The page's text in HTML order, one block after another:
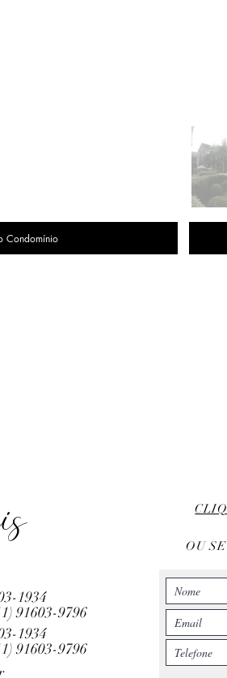
Condomínio
1934
91603-9796
1934
91603-9796
OU